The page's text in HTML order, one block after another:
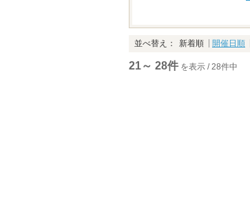
並べ替え： 新着順 開催日順
21～ 28件 を表示 / 28件中